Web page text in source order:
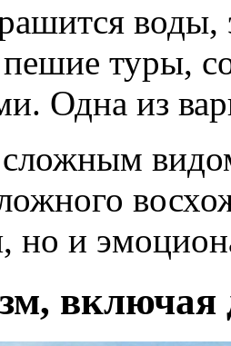
воды,
пешие туры,
Одна из
но и